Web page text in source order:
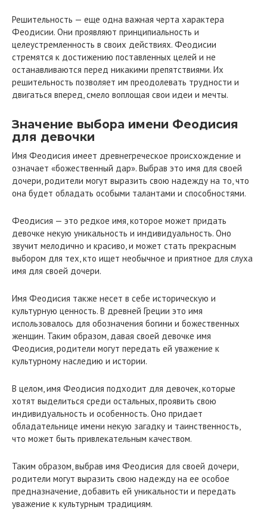
Решительность — еще одна важная черта характера
Феодисии. Они проявляют принципиальность и
целеустремленность в своих действиях. Феодисии
стремятся к достижению поставленных целей и не
останавливаются перед никакими препятствиями. Их
решительность позволяет им преодолевать трудности и
двигаться вперед, смело воплощая свои идеи и мечты.
Значение выбора имени Феодисия
для девочки
Имя Феодисия имеет древнегреческое происхождение и
означает «божественный дар». Выбрав это имя для своей
дочери, родители могут выразить свою надежду на то, что
она будет обладать особыми талантами и способностями.
Феодисия — это редкое имя, которое может придать
девочке некую уникальность и индивидуальность. Оно
звучит мелодично и красиво, и может стать прекрасным
выбором для тех, кто ищет необычное и приятное для слуха
имя для своей дочери.
Имя Феодисия также несет в себе историческую и
культурную ценность. В древней Греции это имя
использовалось для обозначения богини и божественных
женщин. Таким образом, давая своей девочке имя
Феодисия, родители могут передать ей уважение к
культурному наследию и истории.
В целом, имя Феодисия подходит для девочек, которые
хотят выделиться среди остальных, проявить свою
индивидуальность и особенность. Оно придает
обладательнице имени некую загадку и таинственность,
что может быть привлекательным качеством.
Таким образом, выбрав имя Феодисия для своей дочери,
родители могут выразить свою надежду на ее особое
предназначение, добавить ей уникальности и передать
уважение к культурным традициям.